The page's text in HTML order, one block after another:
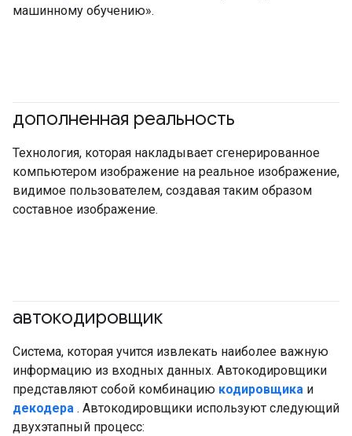
машинному обучению».
дополненная реальность
Технология, которая накладывает сгенерированное
компьютером изображение на реальное изображение,
видимое пользователем, создавая таким образом
составное изображение.
автокодировщик
Система, которая учится извлекать наиболее важную
информацию из входных данных. Автокодировщики
представляют собой комбинацию кодировщика и
декодера . Автокодировщики используют следующий
двухэтапный процесс: